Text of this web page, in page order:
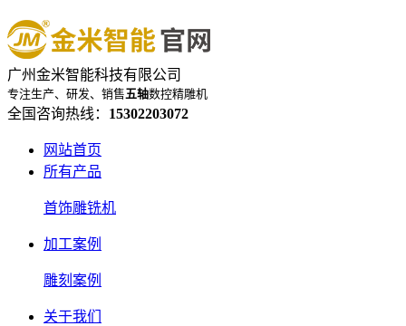
广州金米智能科技有限公司
专注生产、研发、销售五轴数控精雕机
全国咨询热线： 15302203072
网站首页
所有产品
首饰雕铣机
加工案例
雕刻案例
关于我们